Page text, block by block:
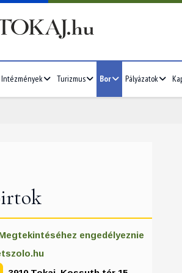
Intézmények Turizmus Bor Pályázatok
engedélyeznie